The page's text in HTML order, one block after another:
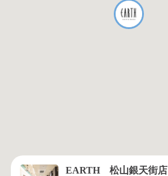
EARTH 松山銀天街店